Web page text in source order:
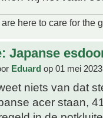
here to care for the
Japanse
Eduard op 01 mei
niets van dat
acer staan,